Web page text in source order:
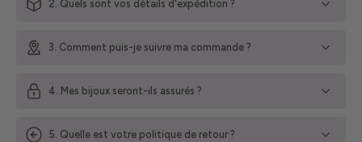
2. Quels sont vos détails d'expédition ?
3. Comment puis-je suivre ma commande ?
4. Mes bijoux seront-ils assurés ?
5. Quelle est votre politique de retour ?